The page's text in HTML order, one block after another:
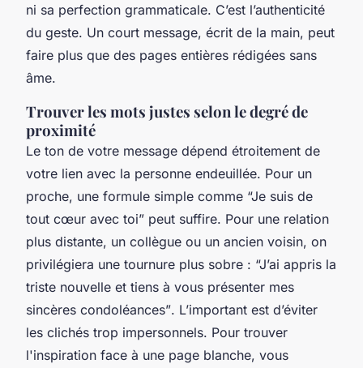
ni sa perfection grammaticale. C’est l’authenticité
du geste. Un court message, écrit de la main, peut
faire plus que des pages entières rédigées sans
âme.
Trouver les mots justes selon le degré de
proximité
Le ton de votre message dépend étroitement de
votre lien avec la personne endeuillée. Pour un
proche, une formule simple comme “Je suis de
tout cœur avec toi” peut suffire. Pour une relation
plus distante, un collègue ou un ancien voisin, on
privilégiera une tournure plus sobre : “J’ai appris la
triste nouvelle et tiens à vous présenter mes
sincères condoléances”. L’important est d’éviter
les clichés trop impersonnels. Pour trouver
l'inspiration face à une page blanche, vous